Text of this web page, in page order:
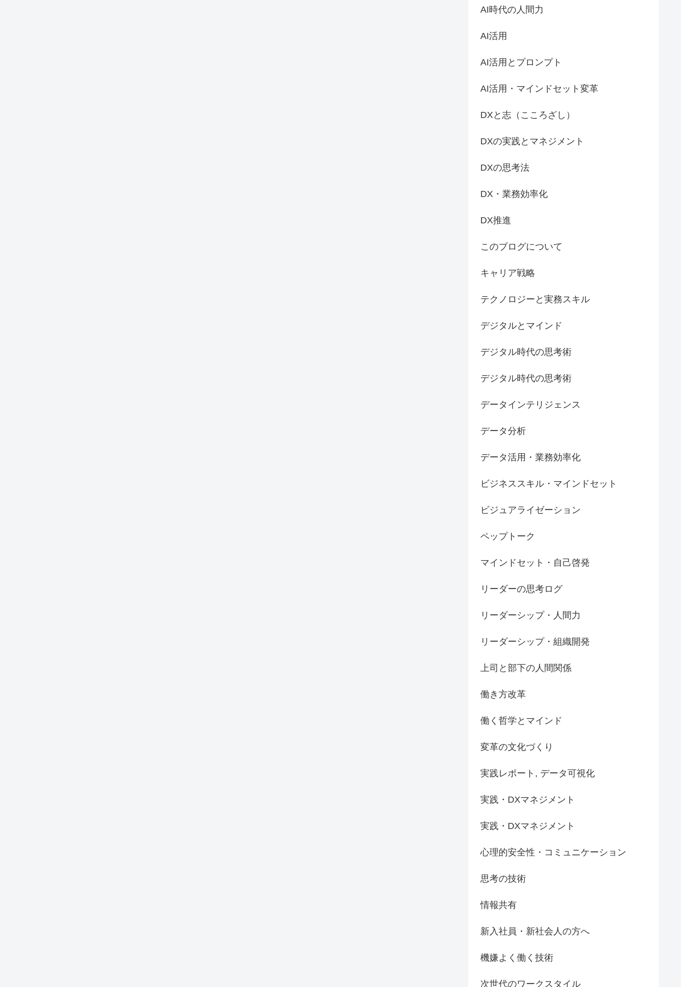
AI時代の人間力
AI活用
AI活用とプロンプト
AI活用・マインドセット変革
DXと志（こころざし）
DXの実践とマネジメント
DXの思考法
DX・業務効率化
DX推進
このブログについて
キャリア戦略
テクノロジーと実務スキル
デジタルとマインド
デジタル時代の思考術
デジタル時代の思考術
データインテリジェンス
データ分析
データ活用・業務効率化
ビジネススキル・マインドセット
ビジュアライゼーション
ペップトーク
マインドセット・自己啓発
リーダーの思考ログ
リーダーシップ・人間力
リーダーシップ・組織開発
上司と部下の人間関係
働き方改革
働く哲学とマインド
変革の文化づくり
実践レポート, データ可視化
実践・DXマネジメント
実践・DXマネジメント
心理的安全性・コミュニケーション
思考の技術
情報共有
新入社員・新社会人の方へ
機嫌よく働く技術
次世代のワークスタイル